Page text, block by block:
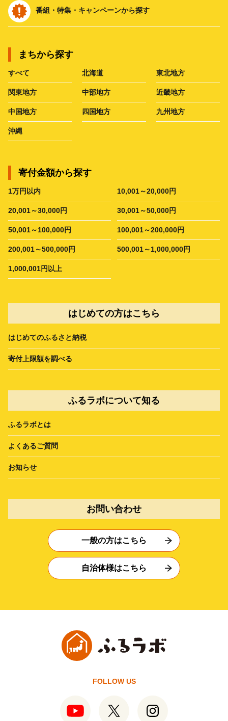
番組・特集・キャンペーンから探す
まちから探す
すべて 北海道 東北地方
関東地方 中部地方 近畿地方
中国地方 四国地方 九州地方
沖縄
寄付金額から探す
1万円以内 10,001～20,000円
20,001～30,000円 30,001～50,000円
50,001～100,000円 100,001～200,000円
200,001～500,000円 500,001～1,000,000円
1,000,001円以上
はじめての方はこちら
はじめてのふるさと納税
寄付上限額を調べる
ふるラボについて知る
ふるラボとは
よくあるご質問
お知らせ
お問い合わせ
一般の方はこちら
自治体様はこちら
FOLLOW US